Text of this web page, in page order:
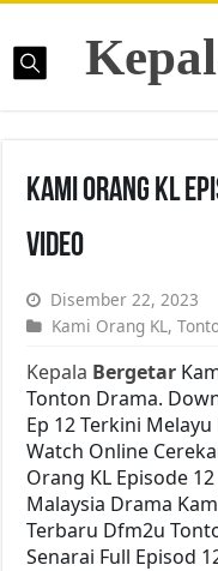
Kami Orang KL
Video
Disember 22, 2023
Kami Orang KL,
Kepala Bergetar
Tonton Drama.
Ep 12 Terkini
Watch Online
Orang KL Episode
Malaysia Drama
Terbaru Dfm2u
Senarai Full Episod